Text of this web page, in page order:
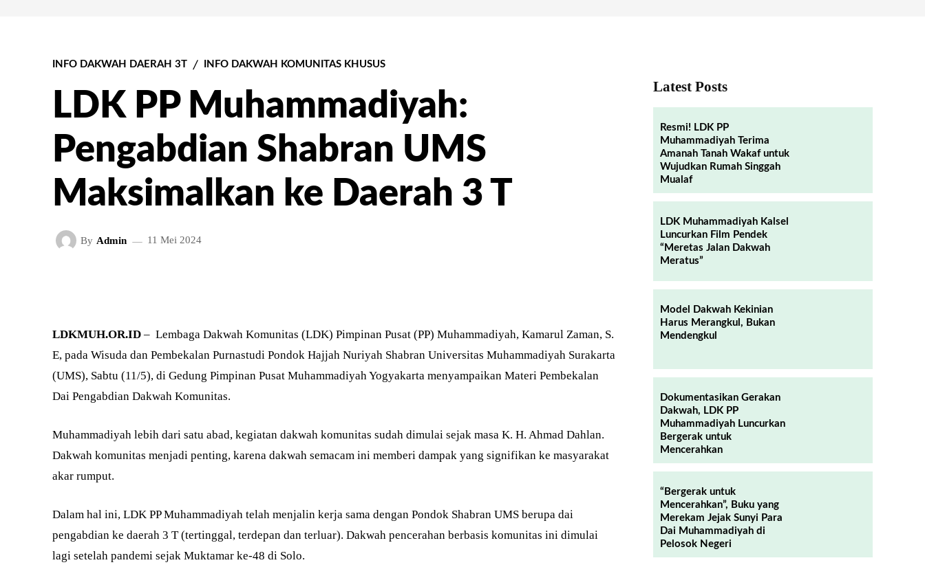
INFO DAKWAH DAERAH 3T INFO DAKWAH KOMUNITAS KHUSUS
LDK PP Muhammadiyah:
Pengabdian Shabran UMS
Maksimalkan ke Daerah 3 T
By Admin 11 Mei 2024
LDKMUH.OR.ID – Lembaga Dakwah Komunitas (LDK) Pimpinan Pusat (PP) Muhammadiyah, Kamarul Zaman, S.
E, pada Wisuda dan Pembekalan Purnastudi Pondok Hajjah Nuriyah Shabran Universitas Muhammadiyah Surakarta
(UMS), Sabtu (11/5), di Gedung Pimpinan Pusat Muhammadiyah Yogyakarta menyampaikan Materi Pembekalan
Dai Pengabdian Dakwah Komunitas.
Muhammadiyah lebih dari satu abad, kegiatan dakwah komunitas sudah dimulai sejak masa K. H. Ahmad Dahlan.
Dakwah komunitas menjadi penting, karena dakwah semacam ini memberi dampak yang signifikan ke masyarakat
akar rumput.
Dalam hal ini, LDK PP Muhammadiyah telah menjalin kerja sama dengan Pondok Shabran UMS berupa dai
pengabdian ke daerah 3 T (tertinggal, terdepan dan terluar). Dakwah pencerahan berbasis komunitas ini dimulai
lagi setelah pandemi sejak Muktamar ke-48 di Solo.
Latest Posts
Resmi! LDK PP
Muhammadiyah Terima
Amanah Tanah Wakaf untuk
Wujudkan Rumah Singgah
Mualaf
LDK Muhammadiyah Kalsel
Luncurkan Film Pendek
“Meretas Jalan Dakwah
Meratus”
Model Dakwah Kekinian
Harus Merangkul, Bukan
Mendengkul
Dokumentasikan Gerakan
Dakwah, LDK PP
Muhammadiyah Luncurkan
Bergerak untuk
Mencerahkan
“Bergerak untuk
Mencerahkan”, Buku yang
Merekam Jejak Sunyi Para
Dai Muhammadiyah di
Pelosok Negeri